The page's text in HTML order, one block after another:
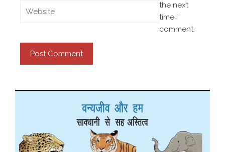
the next
time I
comment.